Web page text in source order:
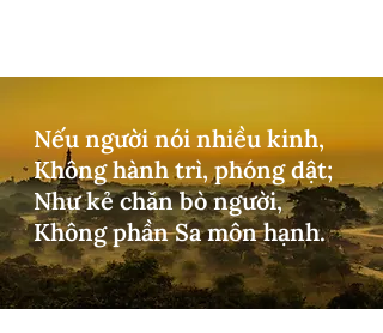
Nếu người nói nhiều kinh,
Không hành trì, phóng dật;
Như kẻ chăn bò người,
Không phần Sa môn hạnh.